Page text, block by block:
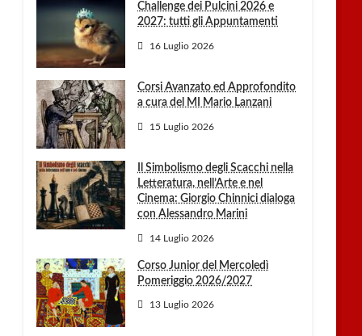
Challenge dei Pulcini 2026 e
2027: tutti gli Appuntamenti
16 Luglio 2026
Corsi Avanzato ed Approfondito
a cura del MI Mario Lanzani
15 Luglio 2026
Il Simbolismo degli Scacchi nella
Letteratura, nell’Arte e nel
Cinema: Giorgio Chinnici dialoga
con Alessandro Marini
14 Luglio 2026
Corso Junior del Mercoledì
Pomeriggio 2026/2027
13 Luglio 2026